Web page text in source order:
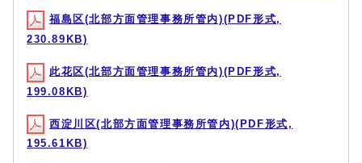
福島区(北部方面管理事務所管内)(PDF形式,
230.89KB)
此花区(北部方面管理事務所管内)(PDF形式,
199.08KB)
西淀川区(北部方面管理事務所管内)(PDF形式,
195.61KB)